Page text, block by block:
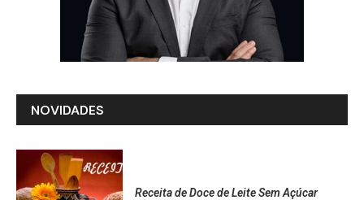
NOVIDADES
Receita de Doce de Leite Sem Açúcar